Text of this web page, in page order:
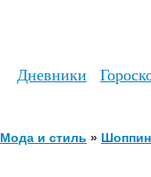
Дневники
Мода и стиль »